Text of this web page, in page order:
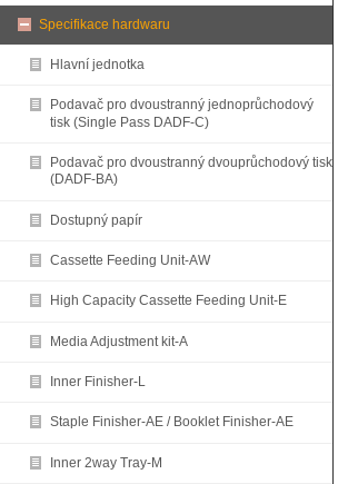
Specifikace hardwaru
Hlavní jednotka
Podavač pro dvoustranný jednoprůchodový
tisk (Single Pass DADF-C)
Podavač pro dvoustranný dvouprůchodový tisk
(DADF-BA)
Dostupný papír
Cassette Feeding Unit-AW
High Capacity Cassette Feeding Unit-E
Media Adjustment kit-A
Inner Finisher-L
Staple Finisher-AE / Booklet Finisher-AE
Inner 2way Tray-M